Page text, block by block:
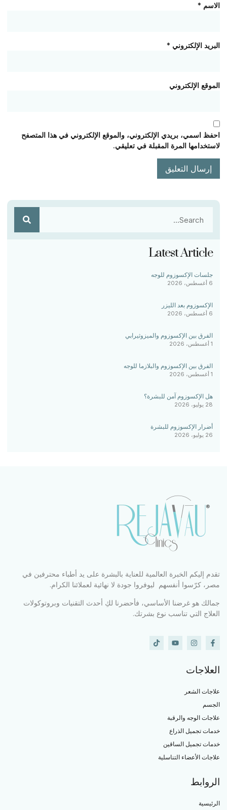
الاسم *
البريد الإلكتروني *
الموقع الإلكتروني
احفظ اسمي، بريدي الإلكتروني، والموقع الإلكتروني في هذا المتصفح
لاستخدامها المرة المقبلة في تعليقي.
Latest Article
جلسات الإكسوزوم للوجه
6 أغسطس، 2026
الإكسوزوم بعد الليزر
6 أغسطس، 2026
الفرق بين الإكسوزوم والميزوثيرابي
1 أغسطس، 2026
الفرق بين الإكسوزوم والبلازما للوجه
1 أغسطس، 2026
هل الإكسوزوم آمن للبشرة؟
28 يوليو، 2026
أضرار الإكسوزوم للبشرة
26 يوليو، 2026
تقدم إليكم الخبرة العالمية للعناية بالبشرة على يد أطباء محترفين في
مصر، كرّسوا أنفسهم ليوفروا جودة لا نهائية لعملائنا الكرام.
جمالك هو غرضنا الأساسي، فأحضرنا لكِ أحدث التقنيات وبروتوكولات
العلاج التي تناسب نوع بشرتك.
العلاجات
علاجات الشعر
الجسم
علاجات الوجه والرقبة
خدمات تجميل الذراع
خدمات تجميل الساقين
علاجات الأعضاء التناسلية
الروابط
الرئيسية